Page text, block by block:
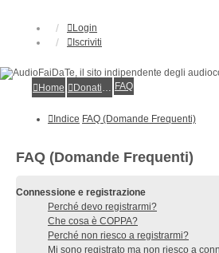
Login
Iscriviti
Home
Donations FAQ
Indice FAQ (Domande Frequenti)
FAQ (Domande Frequenti)
Connessione e registrazione
Perché devo registrarmi?
Che cosa è COPPA?
Perché non riesco a registrarmi?
Mi sono registrato ma non riesco a